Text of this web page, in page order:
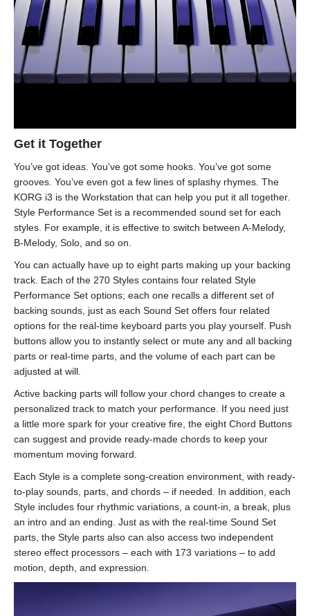
Get it Together
You’ve got ideas. You’ve got some hooks. You’ve got some
grooves. You’ve even got a few lines of splashy rhymes. The
KORG i3 is the Workstation that can help you put it all together.
Style Performance Set is a recommended sound set for each
styles. For example, it is effective to switch between A-Melody,
B-Melody, Solo, and so on.
You can actually have up to eight parts making up your backing
track. Each of the 270 Styles contains four related Style
Performance Set options; each one recalls a different set of
backing sounds, just as each Sound Set offers four related
options for the real-time keyboard parts you play yourself. Push
buttons allow you to instantly select or mute any and all backing
parts or real-time parts, and the volume of each part can be
adjusted at will.
Active backing parts will follow your chord changes to create a
personalized track to match your performance. If you need just
a little more spark for your creative fire, the eight Chord Buttons
can suggest and provide ready-made chords to keep your
momentum moving forward.
Each Style is a complete song-creation environment, with ready-
to-play sounds, parts, and chords – if needed. In addition, each
Style includes four rhythmic variations, a count-in, a break, plus
an intro and an ending. Just as with the real-time Sound Set
parts, the Style parts also can also access two independent
stereo effect processors – each with 173 variations – to add
motion, depth, and expression.